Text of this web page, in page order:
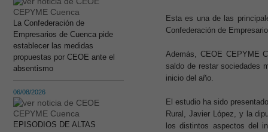
La Confederación de
Empresarios de Cuenca pide
establecer las medidas
propuestas por CEOE ante el
absentismo
06/08/2026
EPISODIOS DE ALTAS
Esta es una de las
Confederación de
Además, CEOE CEPYME
saldo de restar sociedades
inicio del año.
El estudio ha sido
Rural, Javier López, y la
los distintos aspectos del